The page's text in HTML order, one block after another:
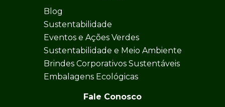
Blog
Sustentabilidade
Eventos e Ações Verdes
Sustentabilidade e Meio Ambiente
Brindes Corporativos Sustentáveis
Embalagens Ecológicas
Fale Conosco